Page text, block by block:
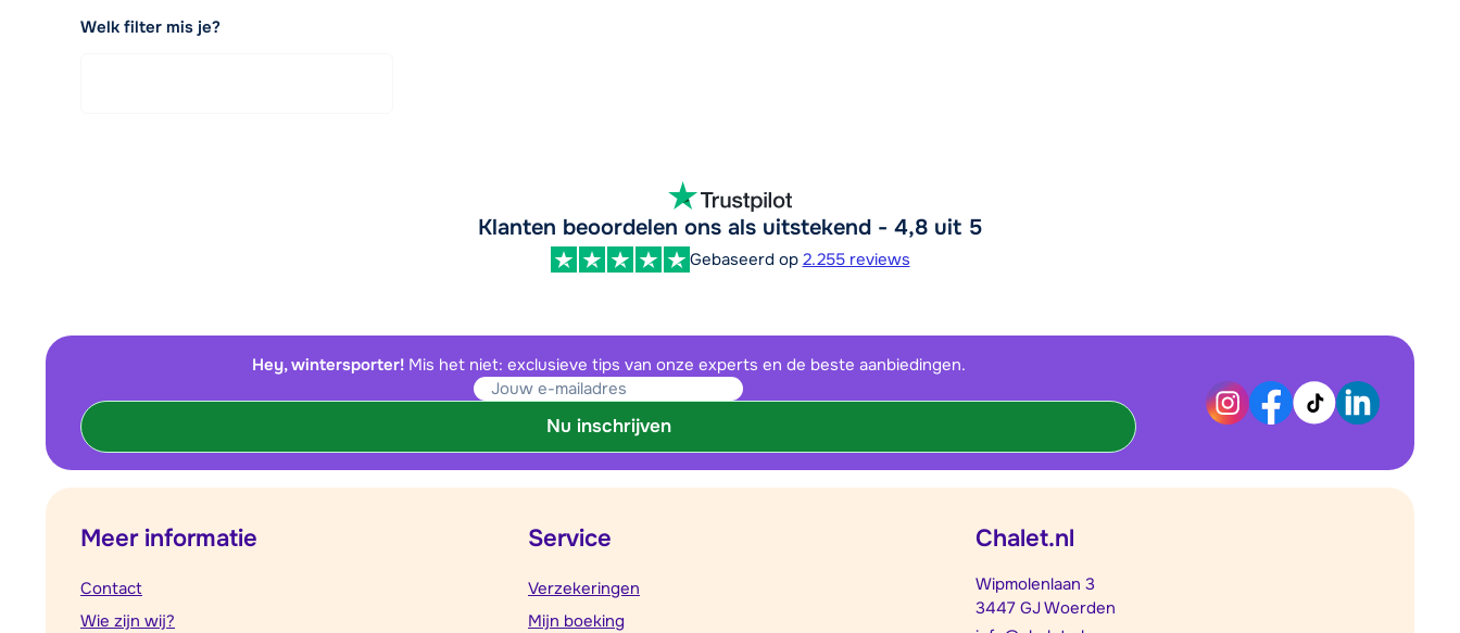
Welk filter mis je?
Klanten beoordelen ons als uitstekend - 4,8 uit 5
Gebaseerd op 2.255 reviews
Hey, wintersporter! Mis het niet: exclusieve tips van onze experts en de beste aanbiedingen.
Nu inschrijven
Meer informatie
Contact
Wie zijn wij?
Service
Verzekeringen
Mijn boeking
Chalet.nl
Wipmolenlaan 3
3447 GJ Woerden